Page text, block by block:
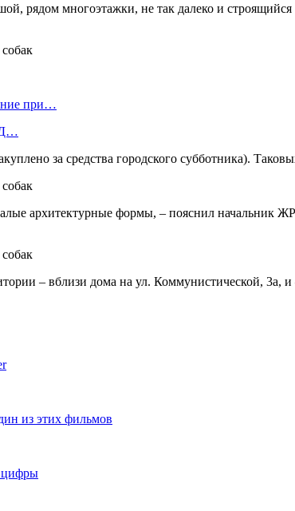
рядом многоэтажки, не так далеко и
при…
за средства городского субботника).
архитектурные формы, – пояснил
– вблизи дома на ул. Коммунистической, 3а,
из этих фильмов
цифры